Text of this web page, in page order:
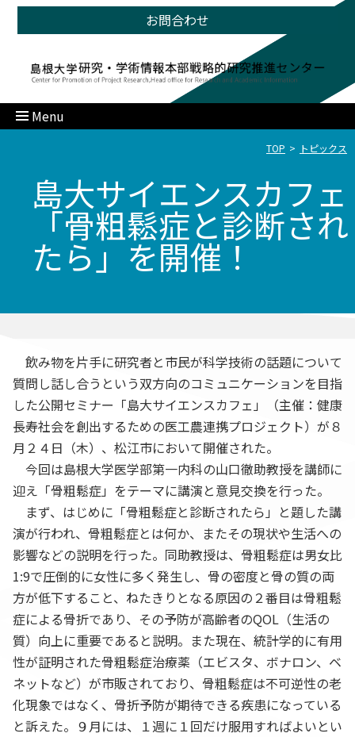
お問合わせ
Menu
TOP トピックス
島大サイエンスカフェ
「骨粗鬆症と診断され
たら」を開催！
飲み物を片手に研究者と市民が科学技術の話題について
質問し話し合うという双方向のコミュニケーションを目指
した公開セミナー「島大サイエンスカフェ」（主催：健康
長寿社会を創出するための医工農連携プロジェクト）が８
月２４日（木）、松江市において開催された。
今回は島根大学医学部第一内科の山口徹助教授を講師に
迎え「骨粗鬆症」をテーマに講演と意見交換を行った。
まず、はじめに「骨粗鬆症と診断されたら」と題した講
演が行われ、骨粗鬆症とは何か、またその現状や生活への
影響などの説明を行った。同助教授は、骨粗鬆症は男女比
1:9で圧倒的に女性に多く発生し、骨の密度と骨の質の両
方が低下すること、ねたきりとなる原因の２番目は骨粗鬆
症による骨折であり、その予防が高齢者のQOL（生活の
質）向上に重要であると説明。また現在、統計学的に有用
性が証明された骨粗鬆症治療薬（エビスタ、ボナロン、ベ
ネットなど）が市販されており、骨粗鬆症は不可逆性の老
化現象ではなく、骨折予防が期待できる疾患になっている
と訴えた。９月には、１週に１回だけ服用すればよいとい